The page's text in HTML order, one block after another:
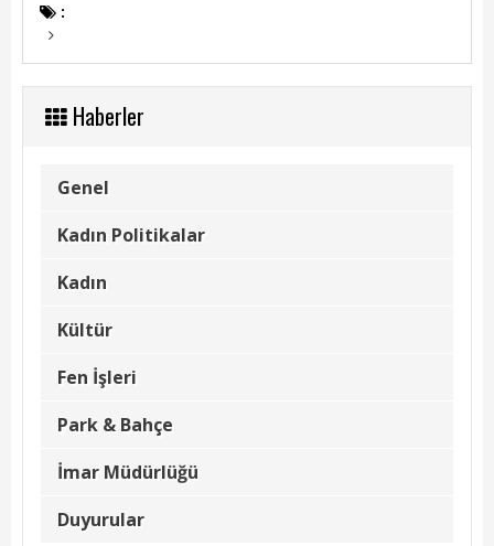
Tamamlanan Projeler
Devam Eden Projeler
Planlanan Projeler
Kadın Politikalar
Kadın
Kültür
Fen İşleri
Park & Bahçe
İmar Müdürlüğü
:
Haberler
Genel
Kadın Politikalar
Kadın
Kültür
Fen İşleri
Park & Bahçe
İmar Müdürlüğü
Duyurular